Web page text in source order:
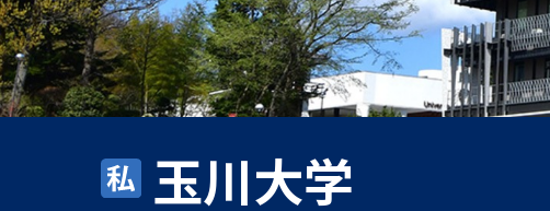
玉川大学